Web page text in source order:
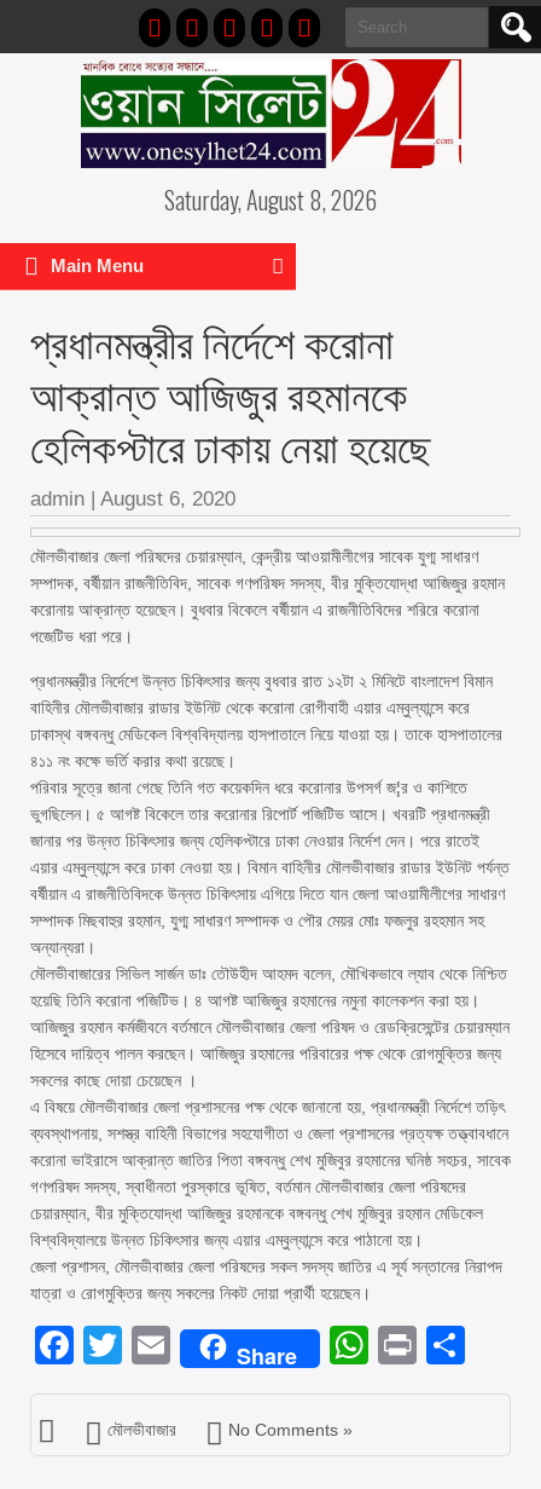
Search
for:
Saturday, August 8, 2026
Main Menu
প্রধানমন্ত্রীর নির্দেশে করোনা
আক্রান্ত আজিজুর রহমানকে
হেলিকপ্টারে ঢাকায় নেয়া হয়েছে
admin | August 6, 2020
মৌলভীবাজার জেলা পরিষদের চেয়ারম্যান, কেন্দ্রীয় আওয়ামীলীগের সাবেক যুগ্ম সাধারণ
সম্পাদক, বর্ষীয়ান রাজনীতিবিদ, সাবেক গণপরিষদ সদস্য, বীর মুক্তিযোদ্ধা আজিজুর রহমান
করোনায় আক্রান্ত হয়েছেন। বুধবার বিকেলে বর্ষীয়ান এ রাজনীতিবিদের শরিরে করোনা
পজেটিভ ধরা পরে।
প্রধানমন্ত্রীর নির্দেশে উন্নত চিকিৎসার জন্য বুধবার রাত ১২টা ২ মিনিটে বাংলাদেশ বিমান
বাহিনীর মৌলভীবাজার রাডার ইউনিট থেকে করোনা রোগীবাহী এয়ার এম্বুল্যান্সে করে
ঢাকাস্থ বঙ্গবন্ধু মেডিকেল বিশ্ববিদ্যালয় হাসপাতালে নিয়ে যাওয়া হয়। তাকে হাসপাতালের
৪১১ নং কক্ষে ভর্তি করার কথা রয়েছে।
পরিবার সূত্রে জানা গেছে তিনি গত কয়েকদিন ধরে করোনার উপসর্গ জ¦র ও কাশিতে
ভুগছিলেন। ৫ আগষ্ট বিকেলে তার করোনার রিপোর্ট পজিটিভ আসে। খবরটি প্রধানমন্ত্রী
জানার পর উন্নত চিকিৎসার জন্য হেলিকপ্টারে ঢাকা নেওয়ার নির্দেশ দেন। পরে রাতেই
এয়ার এম্বুল্যান্সে করে ঢাকা নেওয়া হয়। বিমান বাহিনীর মৌলভীবাজার রাডার ইউনিট পর্যন্ত
বর্ষীয়ান এ রাজনীতিবিদকে উন্নত চিকিৎসায় এগিয়ে দিতে যান জেলা আওয়ামীলীগের সাধারণ
সম্পাদক মিছবাহুর রহমান, যুগ্ম সাধারণ সম্পাদক ও পৌর মেয়র মোঃ ফজলুর রহহমান সহ
অন্যান্যরা।
মৌলভীবাজারের সিভিল সার্জন ডাঃ তৌউহীদ আহমদ বলেন, মৌখিকভাবে ল্যাব থেকে নিশ্চিত
হয়েছি তিনি করোনা পজিটিভ। ৪ আগষ্ট আজিজুর রহমানের নমুনা কালেকশন করা হয়।
আজিজুর রহমান কর্মজীবনে বর্তমানে মৌলভীবাজার জেলা পরিষদ ও রেডক্রিসেন্টের চেয়ারম্যান
হিসেবে দায়িত্ব পালন করছেন। আজিজুর রহমানের পরিবারের পক্ষ থেকে রোগমুক্তির জন্য
সকলের কাছে দোয়া চেয়েছেন ।
এ বিষয়ে মৌলভীবাজার জেলা প্রশাসনের পক্ষ থেকে জানানো হয়, প্রধানমন্ত্রী নির্দেশে তড়িৎ
ব্যবস্থাপনায়, সশস্ত্র বাহিনী বিভাগের সহযোগীতা ও জেলা প্রশাসনের প্রত্যক্ষ তত্ত্বাবধানে
করোনা ভাইরাসে আক্রান্ত জাতির পিতা বঙ্গবন্ধু শেখ মুজিবুর রহমানের ঘনিষ্ঠ সহচর, সাবেক
গণপরিষদ সদস্য, স্বাধীনতা পুরস্কারে ভূষিত, বর্তমান মৌলভীবাজার জেলা পরিষদের
চেয়ারম্যান, বীর মুক্তিযোদ্ধা আজিজুর রহমানকে বঙ্গবন্ধু শেখ মুজিবুর রহমান মেডিকেল
বিশ্ববিদ্যালয়ে উন্নত চিকিৎসার জন্য এয়ার এম্বুল্যান্সে করে পাঠানো হয়।
জেলা প্রশাসন, মৌলভীবাজার জেলা পরিষদের সকল সদস্য জাতির এ সূর্য সন্তানের নিরাপদ
যাত্রা ও রোগমুক্তির জন্য সকলের নিকট দোয়া প্রার্থী হয়েছেন।
Facebook
Twitter
EmailShare Print
মৌলভীবাজার No Comments »